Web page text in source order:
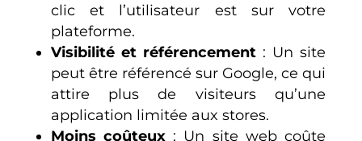
clic et l’utilisateur est sur votre
plateforme.
Visibilité et référencement: Un site
peut être référencé sur Google, ce qui
attire plus de visiteurs qu’une
application limitée aux stores.
Moins coûteux : Un site web coûte